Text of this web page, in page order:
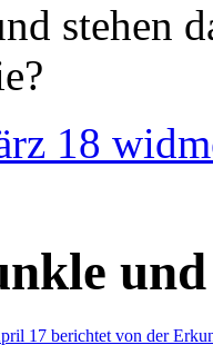
stehen
18
17 berichtet von der